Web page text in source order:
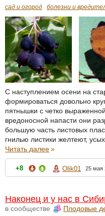
сад и огород болезни и
С наступлением осени на
формироваться довольно
пятнышки с четко
вредоносной напасти они
большую часть листовых
гнилью листики желтеют,
Читать далее»
+8 Olik01 25 мая
Наконец и у нас в
в сообществе Плодовые